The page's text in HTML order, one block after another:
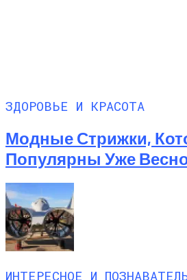
ЗДОРОВЬЕ И КРАСОТА
Модные Стрижки,
Популярны Уже
ИНТЕРЕСНОЕ И